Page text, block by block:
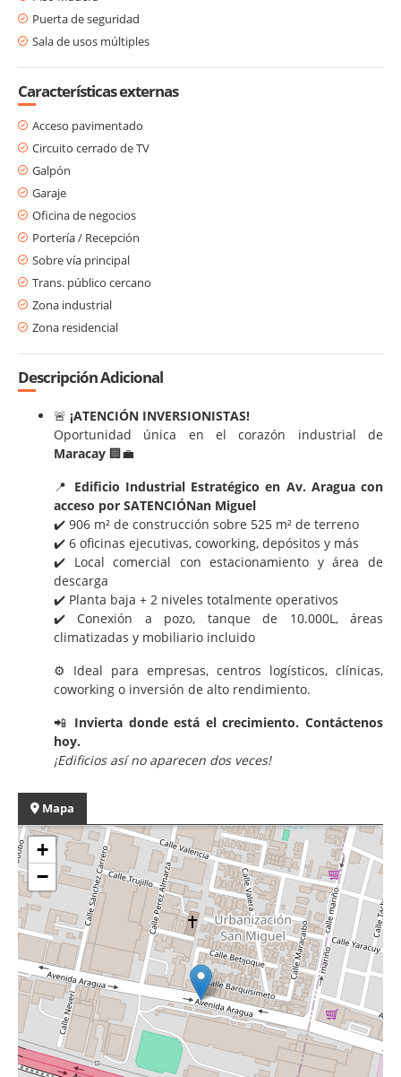
Puerta de seguridad
Sala de usos múltiples
Características externas
Acceso pavimentado
Circuito cerrado de TV
Galpón
Garaje
Oficina de negocios
Portería / Recepción
Sobre vía principal
Trans. público cercano
Zona industrial
Zona residencial
Descripción Adicional
🚨 ¡ATENCIÓN INVERSIONISTAS!
Oportunidad única en el corazón industrial de
Maracay 🏢💼
📍 Edificio Industrial Estratégico en Av. Aragua con
acceso por SATENCIÓNan Miguel
✔️ 906 m² de construcción sobre 525 m² de terreno
✔️ 6 oficinas ejecutivas, coworking, depósitos y más
✔️ Local comercial con estacionamiento y área de
descarga
✔️ Planta baja + 2 niveles totalmente operativos
✔️ Conexión a pozo, tanque de 10.000L, áreas
climatizadas y mobiliario incluido
⚙️ Ideal para empresas, centros logísticos, clínicas,
coworking o inversión de alto rendimiento.
📲 Invierta donde está el crecimiento. Contáctenos
hoy.
¡Edificios así no aparecen dos veces!
Mapa
+
−